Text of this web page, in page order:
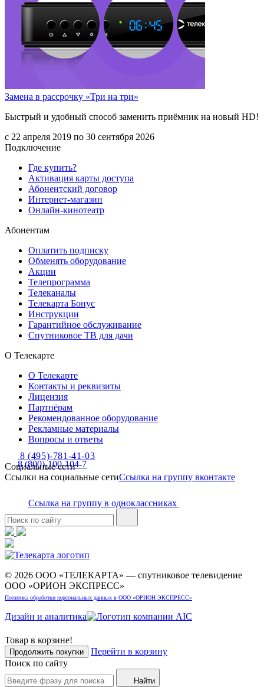
Замена в рассрочку «Три на три»
Быстрый и удобный способ заменить приёмник на новый HD!
с 22 апреля 2019 по 30 сентября 2026
Подключение
Где купить?
Активация карты доступа
Абонентский договор
Интернет-магазин
Онлайн-кинотеатр
Абонентам
Оплатить подписку
Обменять оборудование
Акции
Телепрограмма
Телеканалы
Телекарта Бонус
Инструкции
Гарантийное обслуживание
Спутниковое ТВ для дачи
О Телекарте
О Телекарте
Контакты и реквизиты
Лицензия
Партнёрам
Рекомендованное оборудование
Рекламные материалы
Вопросы и ответы
8 (800)-100-104-7
8 (495)-781-41-03
Социальные сети
Ссылки на социальные сетиСсылка на группу вконтакте
Ссылка на группу в одноклассниках
© 2026 ООО «ТЕЛЕКАРТА» — спутниковое телевидение
ООО «ОРИОН ЭКСПРЕСС»
Политика обработки персональных данных в ООО «ОРИОН ЭКСПРЕСС»
Дизайн и аналитика
Товар в корзине!
Продолжить покупки
Перейти в корзину
Поиск по сайту
Найти